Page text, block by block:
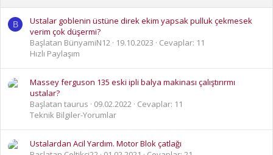
B
Ustalar goblenin üstüne direk ekim yapsak pulluk çekmesek
verim çok düşermi?
Başlatan BünyamiN12
19.10.2023
Cevaplar: 11
Hızlı Paylaşım
Massey ferguson 135 eski ipli balya makinası çalıştırırmı
ustalar?
Başlatan taurus
09.02.2022 Cevaplar: 11
Teknik Bilgiler-Yorumlar
Ustalardan Acil Yardım. Motor Blok çatlağı